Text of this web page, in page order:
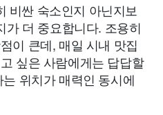
비싼 숙소인지 아닌지보
가 더 중요합니다. 조용히
이 큰데, 매일 시내 맛집
싶은 사람에게는 답답할
위치가 매력인 동시에